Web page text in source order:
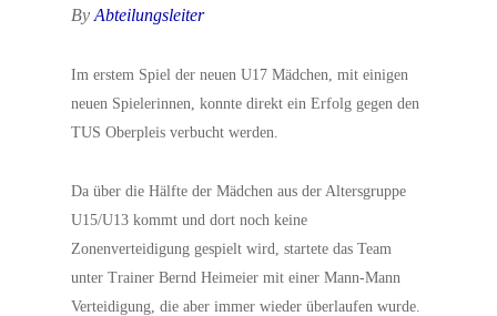
By Abteilungsleiter
Im erstem Spiel der neuen U17 Mädchen, mit einigen
neuen Spielerinnen, konnte direkt ein Erfolg gegen den
TUS Oberpleis verbucht werden.
Da über die Hälfte der Mädchen aus der Altersgruppe
U15/U13 kommt und dort noch keine
Zonenverteidigung gespielt wird, startete das Team
unter Trainer Bernd Heimeier mit einer Mann-Mann
Verteidigung, die aber immer wieder überlaufen wurde.